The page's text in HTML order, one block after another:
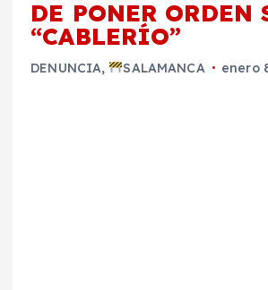
DE PONER ORDEN
“CABLERÍO”
DENUNCIA, SALAMANCA enero